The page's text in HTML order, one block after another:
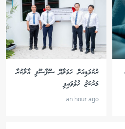
ރުކުމަޑިއަށް ހަމަލާދޭ ސޫފާސޫފި އާލާކުރާ
މަރުކަޒު ހުޅުވައިފި
an hour ago